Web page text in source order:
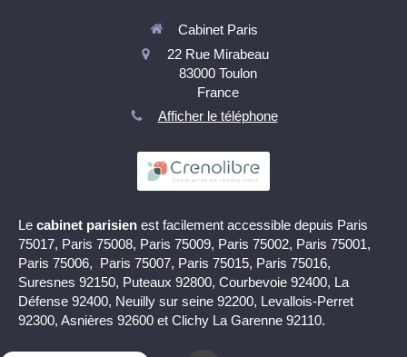
Cabinet Paris
22 Rue Mirabeau
83000 Toulon
France
Afficher le téléphone
Le cabinet parisien est facilement accessible depuis Paris
75017, Paris 75008, Paris 75009, Paris 75002, Paris 75001,
Paris 75006, Paris 75007, Paris 75015, Paris 75016,
Suresnes 92150, Puteaux 92800, Courbevoie 92400, La
Défense 92400, Neuilly sur seine 92200, Levallois-Perret
92300, Asnières 92600 et Clichy La Garenne 92110.